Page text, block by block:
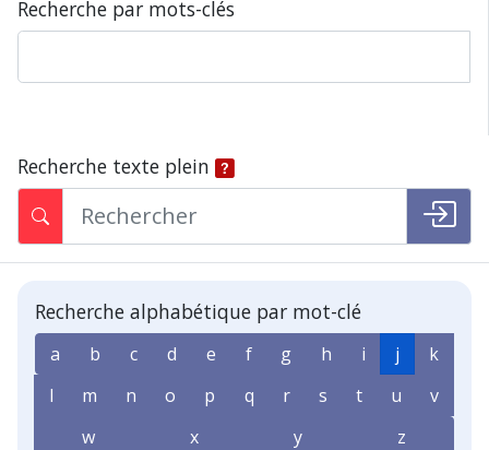
Recherche par mots-clés
Recherche texte plein
Recherche alphabétique par mot-clé
a b c d e f g h i j
k
l
m n o p q r s t u
v
w
x y z